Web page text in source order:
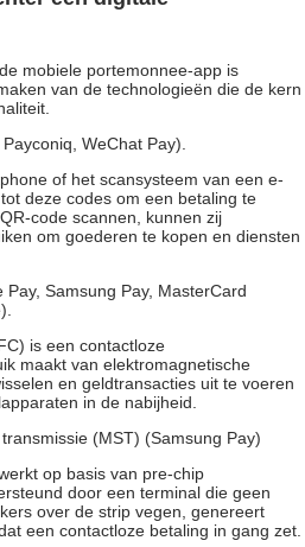
mobiele portemonnee-app is
van de technologieën die de kern
WeChat Pay).
of het scansysteem van een e-
deze codes om een betaling te
code scannen, kunnen zij
om goederen te kopen en diensten
Pay, Samsung Pay, MasterCard
is een contactloze
maakt van elektromagnetische
en geldtransacties uit te voeren
in de nabijheid.
(MST) (Samsung Pay)
op basis van pre-chip
door een terminal die geen
over de strip vegen, genereert
een contactloze betaling in gang zet.